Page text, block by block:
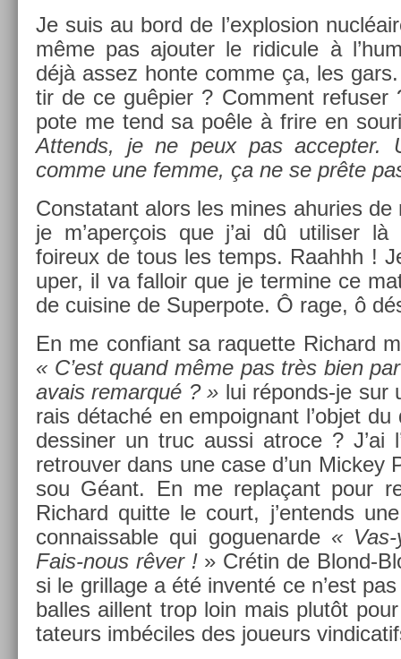
Je suis au bord de l’explos­ion
même pas ajout­er le ridicule à
déjà assez honte comme ça, les
tir de ce guêpier ? Com­ment
pote me tend sa poêle à frire en
At­tends, je ne peux pas ac­cept­er.
comme une femme, ça ne se prête
Con­statant alors les mines ahu­ries
je m’aperçois que j’ai dû utilis­er là
foireux de tous les temps. Raahhh !
up­er, il va fal­loir que je ter­mine ce
de cuisine de Super­pote. Ô rage, ô
En me con­fiant sa raquet­te Ric­hard
« C’est quand même pas très bien
avais re­mar­qué ? » lui réponds-je
rais détaché en em­poig­nant l’objet
de­ssin­er un truc aussi at­roce ? J’ai
retro­uv­er dans une case d’un Mic­key
sou Géant. En me replaçant pour
Ric­hard quit­te le court, j’en­tends
con­naiss­able qui goguenar­de «
Fais-nous rêver !» Crétin de Blond-
si le gril­lage a été in­venté ce n’est
bal­les ail­lent trop loin mais plutôt
tateurs imbéciles des joueurs